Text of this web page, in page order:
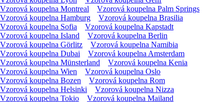
Vzorová koupelna Montreal
Vzorová koupelna Palm Springs
Vzorová koupelna Hamburg
Vzorová koupelna Brasilia
Vzorová koupelna Sofia
Vzorová koupelna Kapstadt
Vzorová koupelna Island
Vzorová koupelna Berlin
Vzorová koupelna Görlitz
Vzorová koupelna Namibia
Vzorová koupelna Dubai
Vzorová koupelna Amsterdam
Vzorová koupelna Münsterland
Vzorová koupelna Kenia
Vzorová koupelna Wien
Vzorová koupelna Oslo
Vzorová koupelna Bozen
Vzorová koupelna Rom
Vzorová koupelna Helsinki
Vzorová koupelna Nizza
Vzorová koupelna Tokio
Vzorová koupelna Mailand